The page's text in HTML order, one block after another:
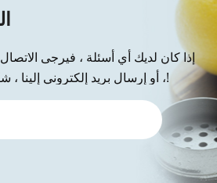
إذا كان لديك أي أسئلة ، فيرجى
، أو إرسال بريد إلكتروني إلينا ، شكرًا لك على استفسارك!